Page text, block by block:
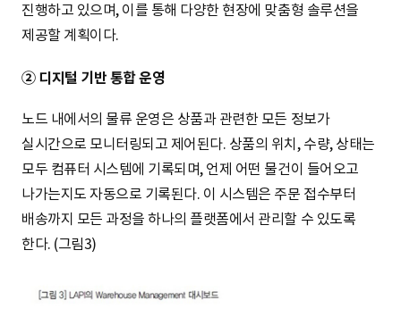
진행하고 있으며, 이를 통해 다양한 현장에 맞춤형 솔루션을
제공할 계획이다.
② 디지털 기반 통합 운영
노드 내에서의 물류 운영은 상품과 관련한 모든 정보가
실시간으로 모니터링되고 제어된다. 상품의 위치, 수량, 상태는
모두 컴퓨터 시스템에 기록되며, 언제 어떤 물건이 들어오고
나가는지도 자동으로 기록된다. 이 시스템은 주문 접수부터
배송까지 모든 과정을 하나의 플랫폼에서 관리할 수 있도록
한다. (그림3)